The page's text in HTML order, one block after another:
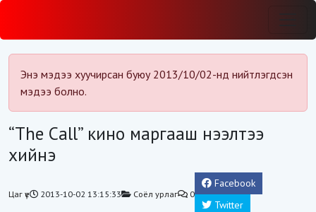
Энэ мэдээ хуучирсан буюу 2013/10/02-нд нийтлэгдсэн
мэдээ болно.
“The Call” кино маргааш нээлтээ
хийнэ
Цаг үе 2013-10-02 13:15:33 Соёл урлаг 0
Facebook
Twitter